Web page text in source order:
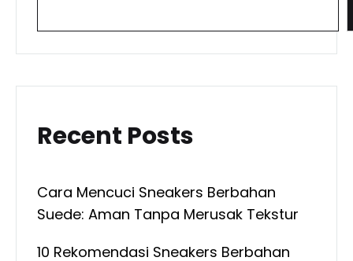
Recent Posts
Cara Mencuci Sneakers Berbahan
Suede: Aman Tanpa Merusak Tekstur
10 Rekomendasi Sneakers Berbahan